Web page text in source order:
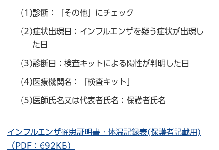
(1)診断：「その他」にチェック
(2)症状出現日：インフルエンザを疑う症状が出現し
た日
(3)診断日：検査キットによる陽性が判明した日
(4)医療機関名：「検査キット」
(5)医師氏名又は代表者氏名：保護者氏名
インフルエンザ罹患証明書・体温記録表(保護者記載用)
（PDF：692KB）